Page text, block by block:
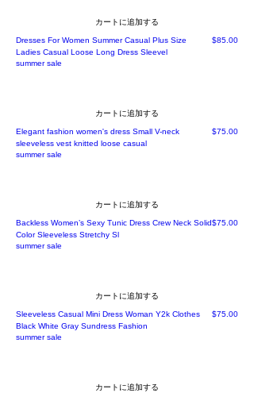
カートに追加する
Dresses For Women Summer Casual Plus Size
Ladies Casual Loose Long Dress Sleevel
価格
$85.00
summer sale
カートに追加する
Elegant fashion women's dress Small V-neck
sleeveless vest knitted loose casual
価格
$75.00
summer sale
カートに追加する
Backless Women’s Sexy Tunic Dress Crew Neck Solid
Color Sleeveless Stretchy Sl
価格
$75.00
summer sale
カートに追加する
Sleeveless Casual Mini Dress Woman Y2k Clothes
Black White Gray Sundress Fashion
価格
$75.00
summer sale
カートに追加する